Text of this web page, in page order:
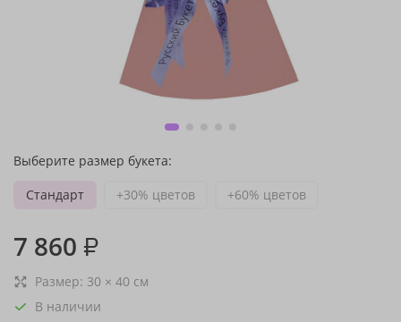
Выберите размер букета:
Стандарт
+30% цветов +60% цветов
7 860 ₽
Размер: 30 × 40 см
В наличии